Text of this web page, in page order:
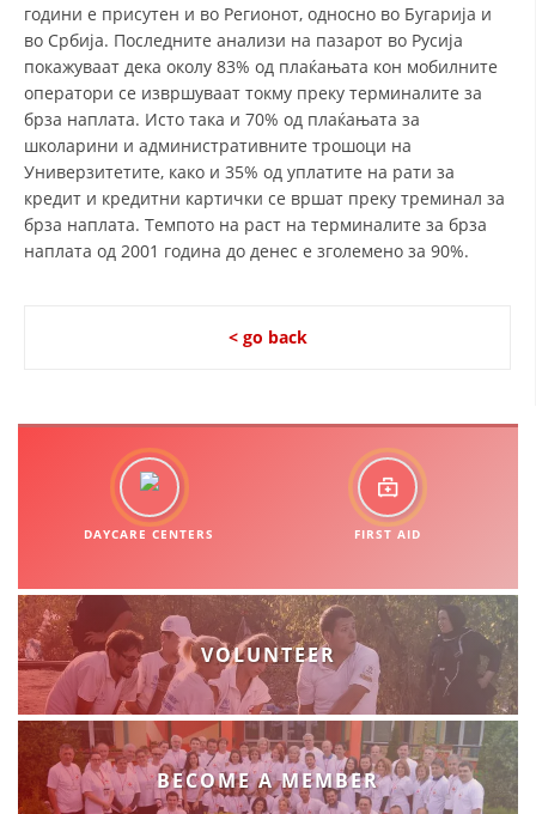
години е присутен и во Регионот, односно во Бугарија и
во Србија. Последните анализи на пазарот во Русија
покажуваат дека околу 83% од плаќањата кон мобилните
оператори се извршуваат токму преку терминалите за
брза наплата. Исто така и 70% од плаќањата за
школарини и административните трошоци на
Универзитетите, како и 35% од уплатите на рати за
кредит и кредитни картички се вршат преку треминал за
брза наплата. Темпото на раст на терминалите за брза
наплата од 2001 година до денес е зголемено за 90%.
< go back
DAYCARE CENTERS FIRST AID
VOLUNTEER
BECOME A MEMBER